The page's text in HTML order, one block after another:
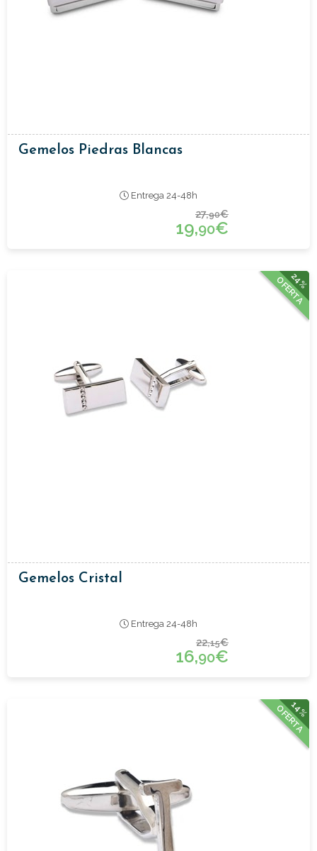
Gemelos Piedras Blancas
Entrega 24-48h
27,90€
19,90€
24%
OFERTA
Gemelos Cristal
Entrega 24-48h
22,15€
16,90€
14%
OFERTA